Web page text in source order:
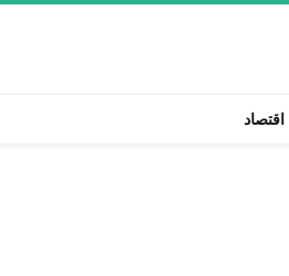
اقتصاد